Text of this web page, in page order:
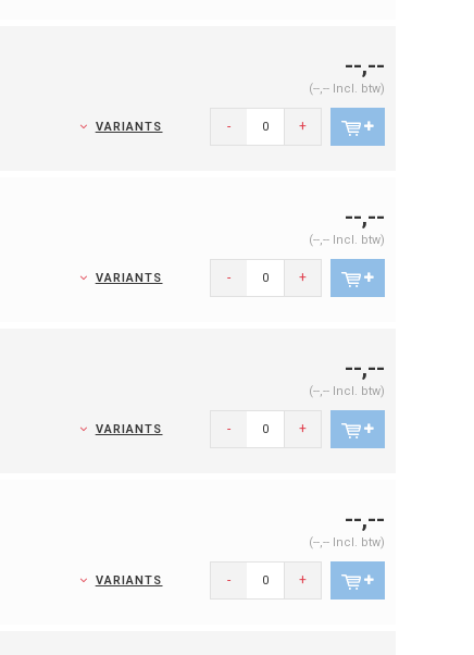
--,--
(--,-- Incl. btw)
VARIANTS - +
--,--
(--,-- Incl. btw)
VARIANTS - +
--,--
(--,-- Incl. btw)
VARIANTS - +
--,--
(--,-- Incl. btw)
VARIANTS - +